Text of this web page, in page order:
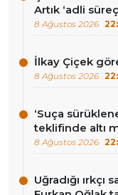
Artık ‘adli
8 Ağustos 2026
İlkay Çiçek
8 Ağustos 2026
‘Suça
teklifinde altı
8 Ağustos 2026
Uğradığı ırkçı